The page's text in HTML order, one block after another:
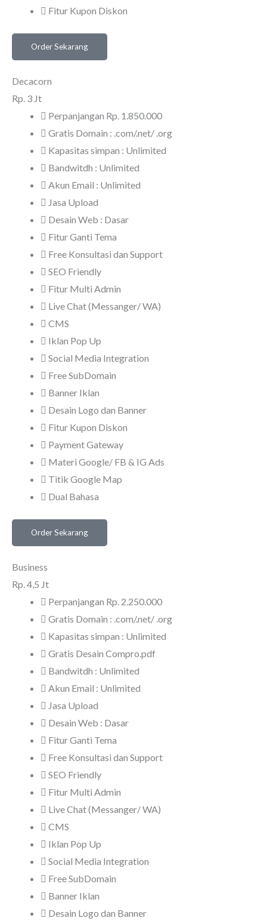
Fitur Kupon Diskon
Order Sekarang
Decacorn
Rp. 3 Jt
Perpanjangan Rp. 1.850.000
Gratis Domain : .com/.net/ .org
Kapasitas simpan : Unlimited
Bandwitdh : Unlimited
Akun Email : Unlimited
Jasa Upload
Desain Web : Dasar
Fitur Ganti Tema
Free Konsultasi dan Support
SEO Friendly
Fitur Multi Admin
Live Chat (Messanger/ WA)
CMS
Iklan Pop Up
Social Media Integration
Free SubDomain
Banner Iklan
Desain Logo dan Banner
Fitur Kupon Diskon
Payment Gateway
Materi Google/ FB & IG Ads
Titik Google Map
Dual Bahasa
Order Sekarang
Business
Rp.4,5 Jt
Perpanjangan Rp. 2.250.000
Gratis Domain : .com/.net/ .org
Kapasitas simpan : Unlimited
Gratis Desain Compro.pdf
Bandwitdh : Unlimited
Akun Email : Unlimited
Jasa Upload
Desain Web : Dasar
Fitur Ganti Tema
Free Konsultasi dan Support
SEO Friendly
Fitur Multi Admin
Live Chat (Messanger/ WA)
CMS
Iklan Pop Up
Social Media Integration
Free SubDomain
Banner Iklan
Desain Logo dan Banner